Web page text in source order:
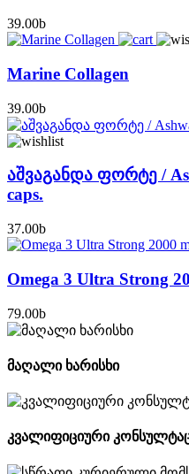
39.00b
Marine Collagen
39.00b
აშვაგანდა ფორტე /
caps.
37.00b
Omega 3 Ultra Strong
79.00b
მაღალი ხარისხი
კვალიფიციური